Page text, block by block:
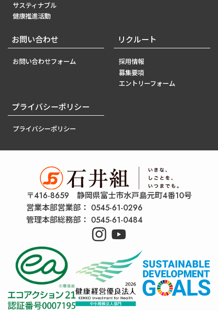
サスティナブル
健康推進活動
お問い合わせ
お問い合わせフォーム
リクルート
採用情報
募集要項
エントリーフォーム
プライバシーポリシー
プライバシーポリシー
〒416-8659 静岡県富士市水戸島元町4番10号
営業本部営業部： 0545-61-0296
管理本部総務部： 0545-61-0484